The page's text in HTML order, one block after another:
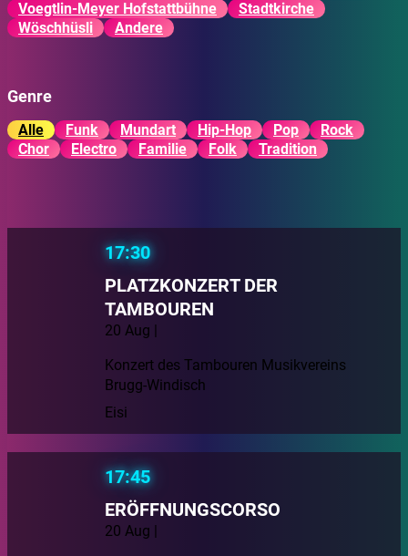
Voegtlin-Meyer Hofstattbühne
Stadtkirche
Wöschhüsli
Andere
Genre
Alle Funk Mundart Hip-Hop Pop
Rock
Chor
Electro Familie Folk Tradition
17:30
PLATZKONZERT DER
TAMBOUREN
20 Aug |
Konzert des Tambouren Musikvereins
Brugg-Windisch
Eisi
17:45
ERÖFFNUNGSCORSO
20 Aug |